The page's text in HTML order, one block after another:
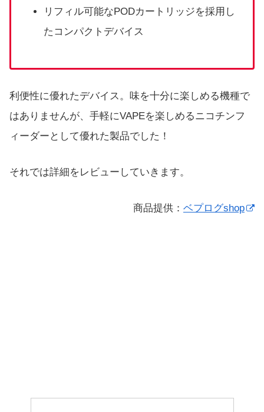
リフィル可能なPODカートリッジを採用し
たコンパクトデバイス
利便性に優れたデバイス。味を十分に楽しめる機種で
はありませんが、手軽にVAPEを楽しめるニコチンフ
ィーダーとして優れた製品でした！
それでは詳細をレビューしていきます。
商品提供： ベプログshop